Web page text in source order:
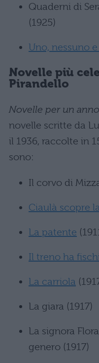
Quaderni di
(1925)
Uno, nessuno
Novelle più
Pirandello
Novelle per un anno
novelle scritte da
il 1936, raccolte in
sono:
Il corvo di
Ciaulà scopre
La patente
Il treno ha
La carriola
La giara (1917)
La signora
genero (1917)